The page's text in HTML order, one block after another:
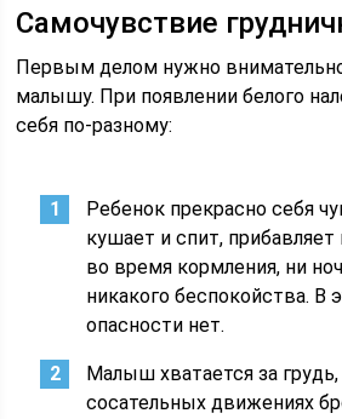
Самочувствие
Первым делом нужно
малышу. При появлении белого
себя по-разному:
Ребенок прекрасно себя
кушает и спит, прибавляет
во время кормления, ни
никакого беспокойства. В
опасности нет.
Малыш хватается за
сосательных движениях